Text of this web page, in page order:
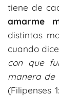
tiene de
amarme
distintas
cuando
con que
manera de
(Filipenses